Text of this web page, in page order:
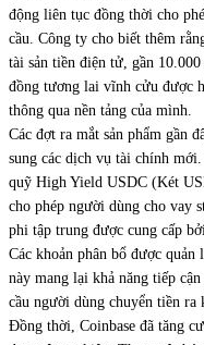
động liên tục đồng thời cho
cầu. Công ty cho biết thêm
tài sản tiền điện tử, gần
đồng tương lai vĩnh cửu được
thông qua nền tảng của mình.
Các đợt ra mắt sản phẩm gần
sung các dịch vụ tài chính
quỹ High Yield USDC (Két
cho phép người dùng cho vay
phi tập trung được cung cấp
Các khoản phân bổ được quản
này mang lại khả năng tiếp
cầu người dùng chuyển tiền ra
Đồng thời, Coinbase đã tăng